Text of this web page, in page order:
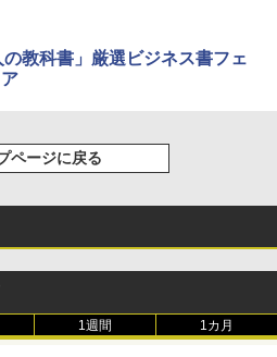
教科書」厳選ビジネス書フェ
ページに戻る
1週間 1カ月